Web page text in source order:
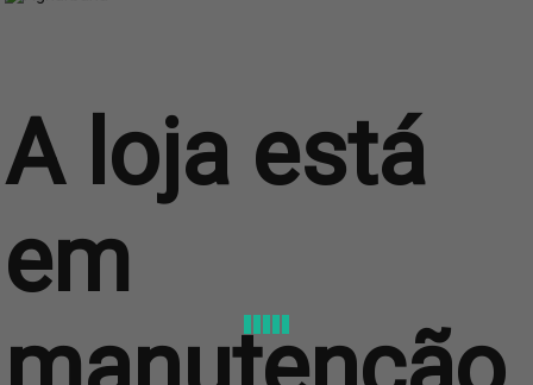
A loja está
em